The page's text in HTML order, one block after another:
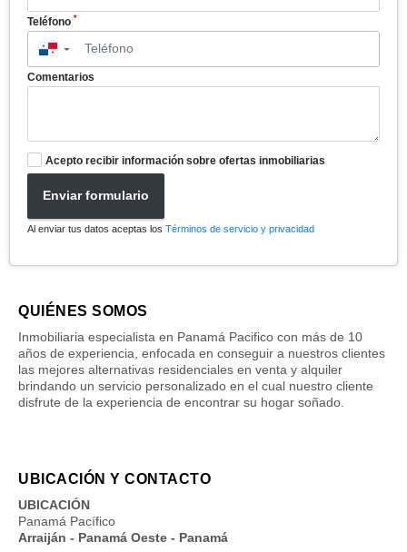
Teléfono *
▼
Comentarios
Acepto recibir información sobre ofertas inmobiliarias
Enviar formulario
Al enviar tus datos aceptas los Términos de servicio y privacidad
QUIÉNES SOMOS
Inmobiliaria especialista en Panamá Pacifico con más de 10
años de experiencia, enfocada en conseguir a nuestros clientes
las mejores alternativas residenciales en venta y alquiler
brindando un servicio personalizado en el cual nuestro cliente
disfrute de la experiencia de encontrar su hogar soñado.
UBICACIÓN Y CONTACTO
UBICACIÓN
Panamá Pacífico
Arraiján - Panamá Oeste - Panamá